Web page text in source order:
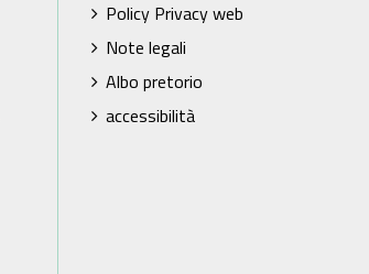
Policy Privacy web
Note legali
Albo pretorio
accessibilità